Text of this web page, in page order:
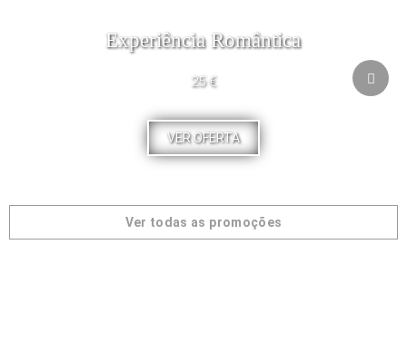
Experiência Romântica
25 €
VER OFERTA
Ver todas as promoções